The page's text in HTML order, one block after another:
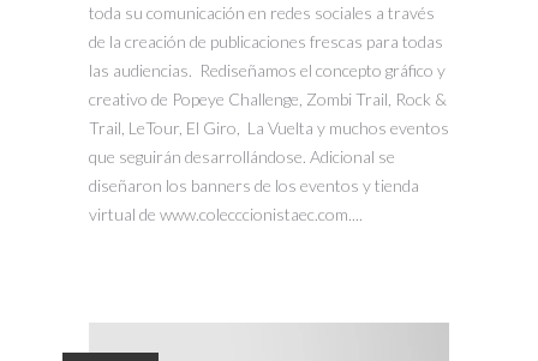
toda su comunicación en redes sociales a través
de la creación de publicaciones frescas para todas
las audiencias. Rediseñamos el concepto gráfico y
creativo de Popeye Challenge, Zombi Trail, Rock &
Trail, LeTour, El Giro, La Vuelta y muchos eventos
que seguirán desarrollándose. Adicional se
diseñaron los banners de los eventos y tienda
virtual de www.colecccionistaec.com....